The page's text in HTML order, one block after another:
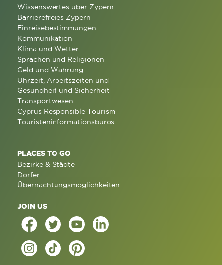
Wissenswertes über Zypern
Barrierefreies Zypern
Einreisebestimmungen
Kommunikation
Klima und Wetter
Sprachen und Religionen
Geld und Währung
Uhrzeit, Arbeitszeiten und
Gesundheit und Sicherheit
Transportwesen
Cyprus Responsible Tourism
Touristeninformationsbüros
PLACES TO GO
Bezirke & Städte
Dörfer
Übernachtungsmöglichkeiten
JOIN US